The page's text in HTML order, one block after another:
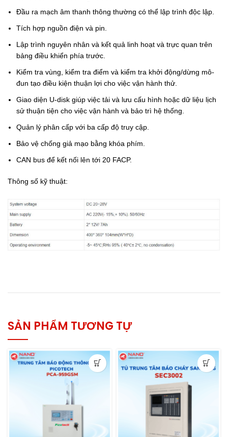
Đầu ra mạch âm thanh thông thường có thể lập trình độc lập.
Tích hợp nguồn điện và pin.
Lập trình nguyên nhân và kết quả linh hoạt và trực quan trên
bảng điều khiển phía trước.
Kiểm tra vùng, kiểm tra điểm và kiểm tra khởi động/dừng mô-
đun tạo điều kiện thuận lợi cho việc vận hành thử.
Giao diện U-disk giúp việc tải và lưu cấu hình hoặc dữ liệu lịch
sử thuận tiện cho việc vận hành và bảo trì hệ thống.
Quản lý phân cấp với ba cấp độ truy cập.
Bảo vệ chống giả mạo bằng khóa phím.
CAN bus để kết nối lên tới 20 FACP.
Thông số kỹ thuật:
SẢN PHẨM TƯƠNG TỰ